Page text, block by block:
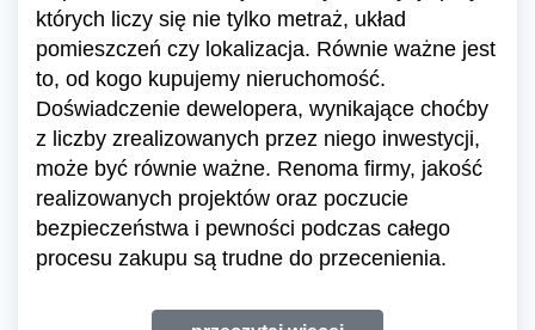
których liczy się nie tylko metraż, układ
pomieszczeń czy lokalizacja. Równie ważne jest
to, od kogo kupujemy nieruchomość.
Doświadczenie dewelopera, wynikające choćby
z liczby zrealizowanych przez niego inwestycji,
może być równie ważne. Renoma firmy, jakość
realizowanych projektów oraz poczucie
bezpieczeństwa i pewności podczas całego
procesu zakupu są trudne do przecenienia.